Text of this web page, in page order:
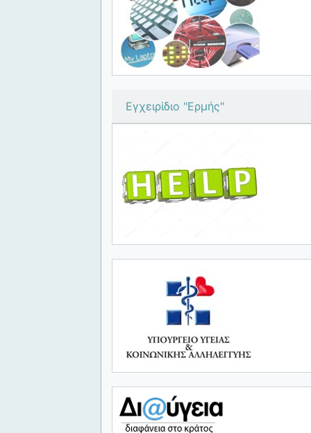
Εγχειρίδιο "Ερμής"